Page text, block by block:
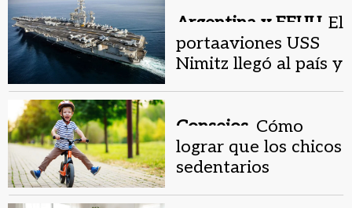
Marquesado
Argentina y EEUU. El
portaaviones USS
Nimitz llegó al país y
Consejos. Cómo
lograr que los chicos
sedentarios